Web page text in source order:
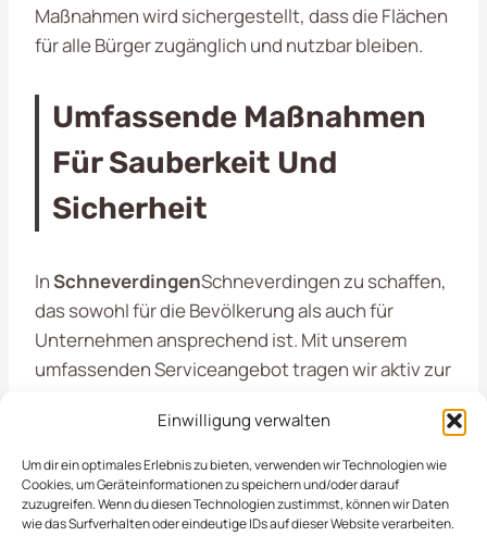
Einwilligung verwalten
Um dir ein optimales Erlebnis zu bieten, verwenden wir Technologien wie
Cookies, um Geräteinformationen zu speichern und/oder darauf
zuzugreifen. Wenn du diesen Technologien zustimmst, können wir Daten
wie das Surfverhalten oder eindeutige IDs auf dieser Website verarbeiten.
Maßnahmen wird sichergestellt, dass die Flächen
für alle Bürger zugänglich und nutzbar bleiben.
Umfassende Maßnahmen
Für Sauberkeit Und
Sicherheit
InSchneverdingenSchneverdingen zu schaffen,
das sowohl für die Bevölkerung als auch für
Unternehmen ansprechend ist. Mit unserem
umfassenden Serviceangebot tragen wir aktiv zur
Bedürfnisse Von